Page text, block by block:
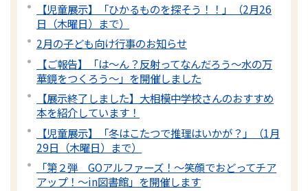
【児童展示】「ひかるものを探そう！！」（2月26
日（木曜日）まで）
2月の子ども向け行事のお知らせ
【ご報告】「は～ん？反射ってなんだろう～水の万
華鏡をつくろう～」を開催しました
【展示終了しました】大相模中学校さんのおすすめ
本を紹介しています！
【児童展示】「冬はこたつで推理はいかが？」（1月
29日（木曜日）まで）
「第２弾 GOアルファーズ！～笑顔でおどってチア
アップ！～in図書館」を開催します